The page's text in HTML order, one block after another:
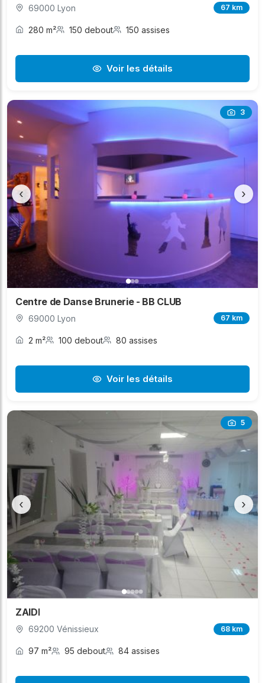
69000 Lyon 67 km
280 m² 150 debout 150 assises
Voir les détails
3
‹ ›
Centre de Danse Brunerie - BB CLUB
69000 Lyon 67 km
2 m² 100 debout 80 assises
Voir les détails
5
‹ ›
ZAIDI
69200 Vénissieux 68 km
97 m² 95 debout 84 assises